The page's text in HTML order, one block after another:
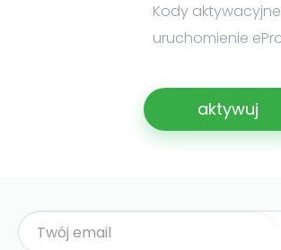
Kody
uruchomienie
aktywuj